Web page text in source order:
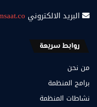
البريد الالكتروني
روابط سريعة
من نحن
برامج المنظمة
نشاطات المنظمة